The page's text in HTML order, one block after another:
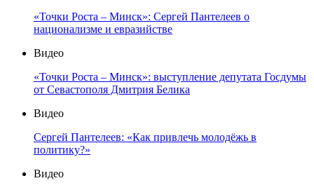
«Точки Роста – Минск»: Сергей Пантелеев о
национализме и евразийстве
Видео
«Точки Роста – Минск»: выступление депутата Госдумы
от Севастополя Дмитрия Белика
Видео
Сергей Пантелеев: «Как привлечь молодёжь в
политику?»
Видео